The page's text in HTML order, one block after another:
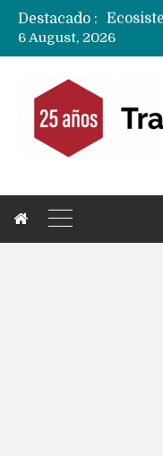
Destacado :
6 August, 2026